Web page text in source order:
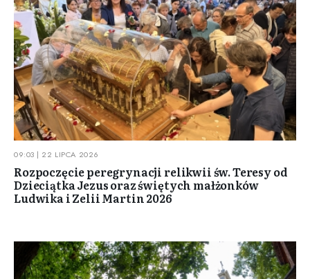
09:03 | 22 LIPCA 2026
Rozpoczęcie peregrynacji relikwii św. Teresy od
Dzieciątka Jezus oraz świętych małżonków
Ludwika i Zelii Martin 2026